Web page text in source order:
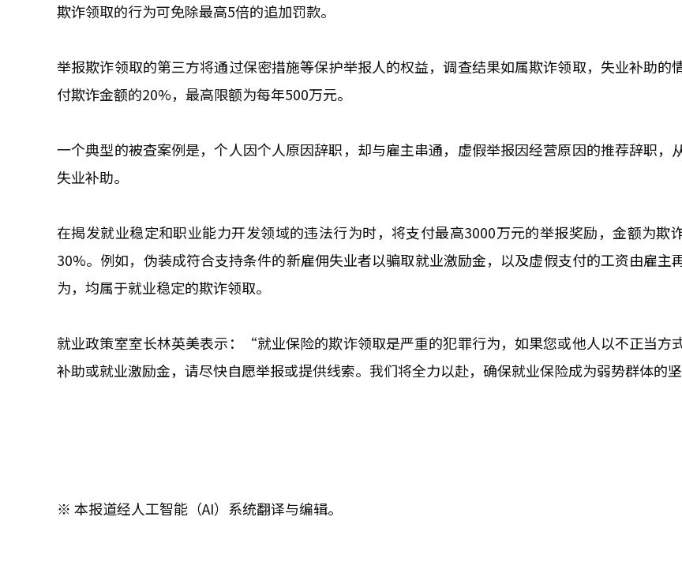
欺诈领取的行为可免除最高5倍的追加罚款。
举报欺诈领取的第三方将通过保密措施等保护举报人的权益，调查结果如属欺诈领取，失业补助的
付欺诈金额的20%，最高限额为每年500万元。
一个典型的被查案例是，个人因个人原因辞职，却与雇主串通，虚假举报因经营原因的推荐辞职，
失业补助。
在揭发就业稳定和职业能力开发领域的违法行为时，将支付最高3000万元的举报奖励，金额为欺
30%。例如，伪装成符合支持条件的新雇佣失业者以骗取就业激励金，以及虚假支付的工资由雇主
为，均属于就业稳定的欺诈领取。
就业政策室室长林英美表示：“就业保险的欺诈领取是严重的犯罪行为，如果您或他人以不正当方
补助或就业激励金，请尽快自愿举报或提供线索。我们将全力以赴，确保就业保险成为弱势群体的
※ 本报道经人工智能（AI）系统翻译与编辑。